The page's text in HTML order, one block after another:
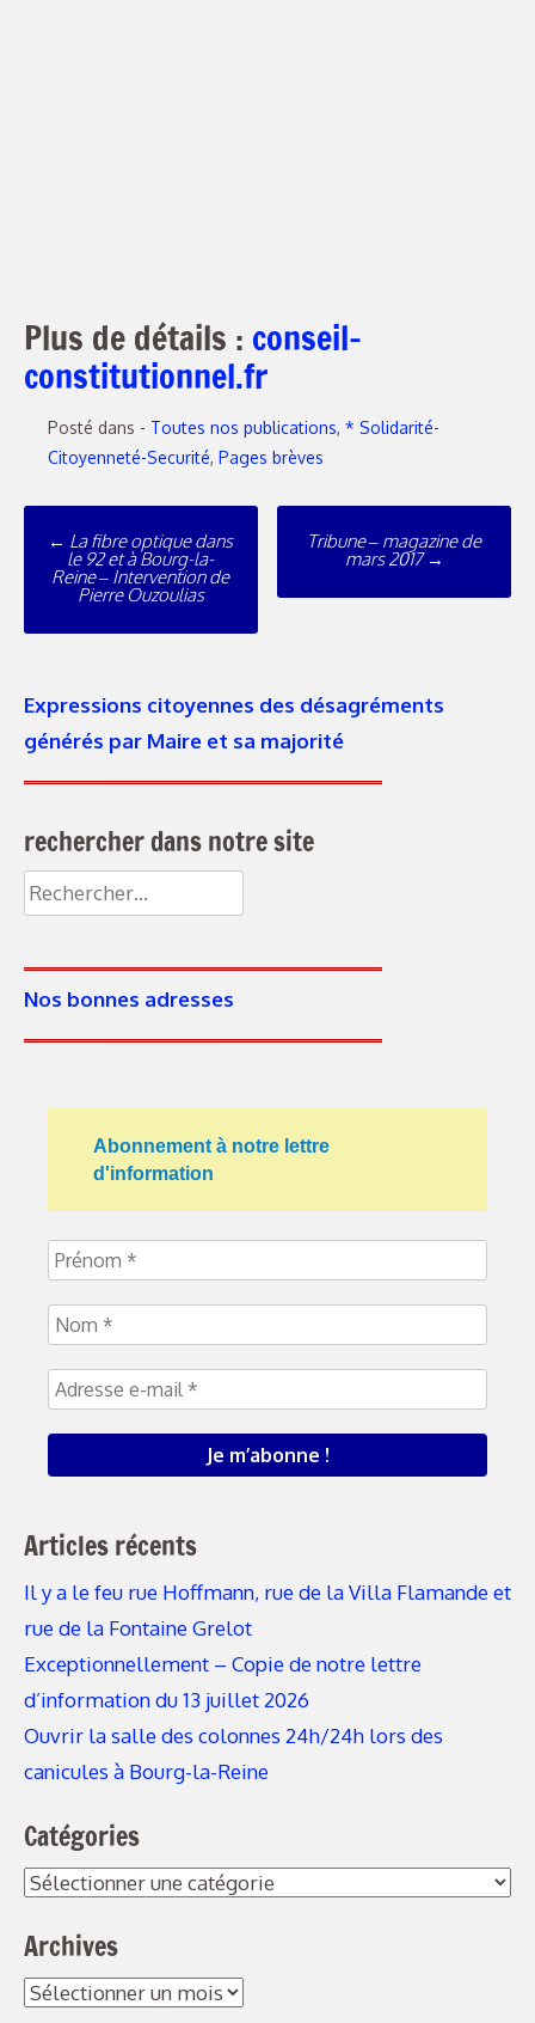
Plus de détails : conseil-
constitutionnel.fr
Posté dans - Toutes nos publications, * Solidarité-
Citoyenneté-Securité, Pages brèves
Poste
navigation
← La fibre optique dans
le 92 et à Bourg-la-
Reine – Intervention de
Pierre Ouzoulias
Tribune – magazine de
mars 2017 →
Expressions citoyennes des désagréments
générés par Maire et sa majorité
rechercher dans notre site
Rechercher :
Nos bonnes adresses
Abonnement à notre lettre
d'information
Articles récents
Il y a le feu rue Hoffmann, rue de la Villa Flamande et
rue de la Fontaine Grelot
Exceptionnellement – Copie de notre lettre
d’information du 13 juillet 2026
Ouvrir la salle des colonnes 24h/24h lors des
canicules à Bourg-la-Reine
Catégories
Catégories
Archives
Archives